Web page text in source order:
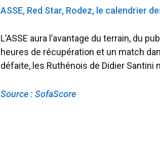
ASSE, Red Star, Rodez, le calendrier
L’ASSE aura l’avantage du terrain, du
heures de récupération et un match
défaite, les Ruthénois de Didier Santini
Source : SofaScore